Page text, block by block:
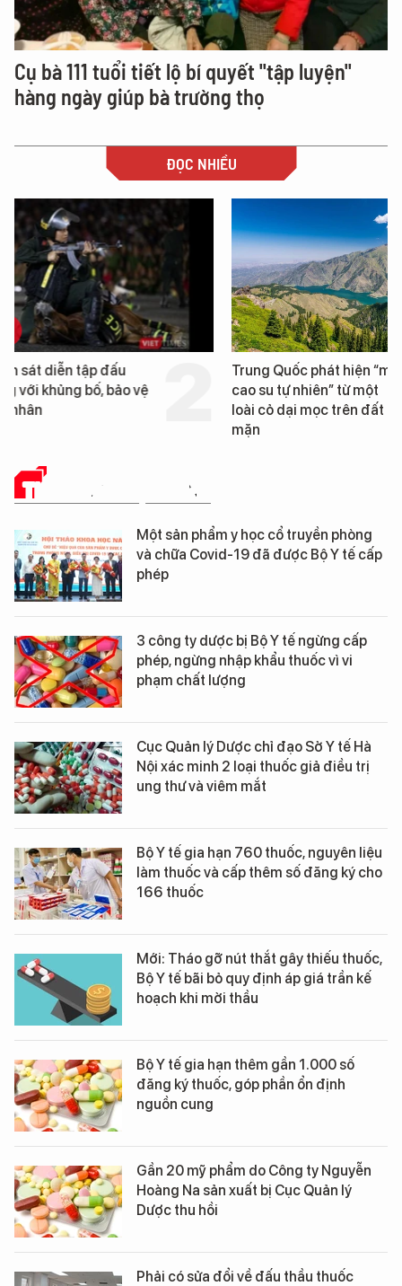
Cụ bà 111 tuổi tiết lộ bí quyết "tập luyện"
hàng ngày giúp bà trường thọ
ĐỌC NHIỀU
Trung Quốc phát hiện “mỏ
cao su tự nhiên” từ một
loài cỏ dại mọc trên đất
Loạt dự án bất động
Đà Nẵng sắp bị kiểm
THUỐC VÀ CUỘC SỐNG
Một sản phẩm y học cổ truyền phòng
và chữa Covid-19 đã được Bộ Y tế cấp
phép
3 công ty dược bị Bộ Y tế ngừng cấp
phép, ngừng nhập khẩu thuốc vì vi
phạm chất lượng
Cục Quản lý Dược chỉ đạo Sở Y tế Hà
Nội xác minh 2 loại thuốc giả điều trị
ung thư và viêm mắt
Bộ Y tế gia hạn 760 thuốc, nguyên liệu
làm thuốc và cấp thêm số đăng ký cho
166 thuốc
Mới: Tháo gỡ nút thắt gây thiếu thuốc,
Bộ Y tế bãi bỏ quy định áp giá trần kế
hoạch khi mời thầu
Bộ Y tế gia hạn thêm gần 1.000 số
đăng ký thuốc, góp phần ổn định
nguồn cung
Gần 20 mỹ phẩm do Công ty Nguyễn
Hoàng Na sản xuất bị Cục Quản lý
Dược thu hồi
Phải có sửa đổi về đấu thầu thuốc